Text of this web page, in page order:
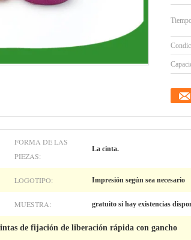
FORMA DE LAS
PIEZAS:
La cinta.
LOGOTIPO: Impresión según sea necesario
MUESTRA: gratuito si hay existencias
de fijación de liberación rápida con gancho